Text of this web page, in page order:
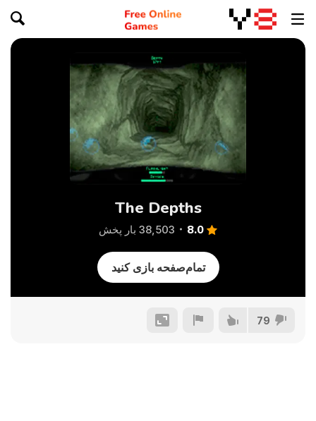
The Depths
8.0 38,503 بار پخش
تمام‌صفحه بازی کنید
79